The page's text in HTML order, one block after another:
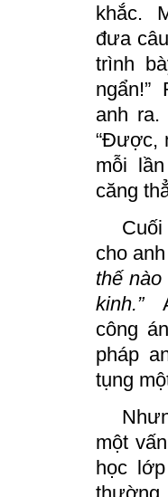
khắc.
đưa
trình
ngẩn!”
anh ra.
“Được,
mỗi
căng
Cuối
cho
thế
kinh.”
công án
pháp
tụng
một
học